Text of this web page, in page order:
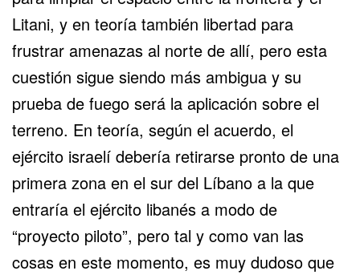
Litani, y en teoría también libertad para
frustrar amenazas al norte de allí, pero esta
cuestión sigue siendo más ambigua y su
prueba de fuego será la aplicación sobre el
terreno. En teoría, según el acuerdo, el
ejército israelí debería retirarse pronto de una
primera zona en el sur del Líbano a la que
entraría el ejército libanés a modo de
“proyecto piloto”, pero tal y como van las
cosas en este momento, es muy dudoso que